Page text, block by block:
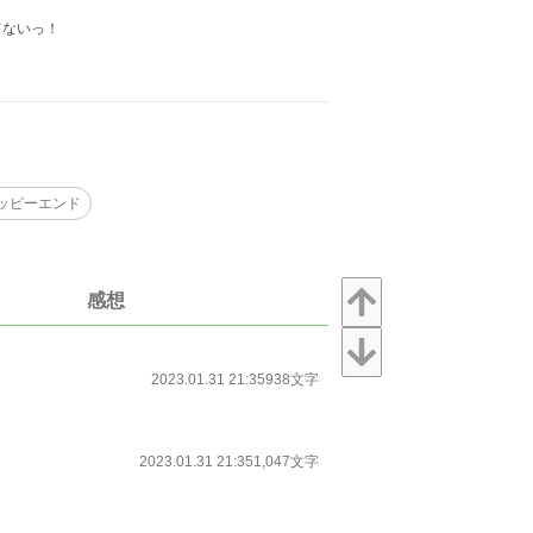
いっ！
ピーエンド
感想
2023.01.31 21:35938文字
2023.01.31 21:351,047文字